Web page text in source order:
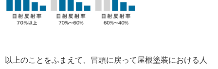
以上のことをふまえて、冒頭に戻って屋根塗装における人